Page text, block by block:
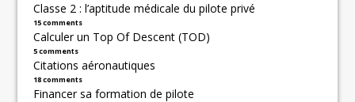
Classe 2 : l’aptitude médicale du pilote privé
15 comments
Calculer un Top Of Descent (TOD)
5 comments
Citations aéronautiques
18 comments
Financer sa formation de pilote